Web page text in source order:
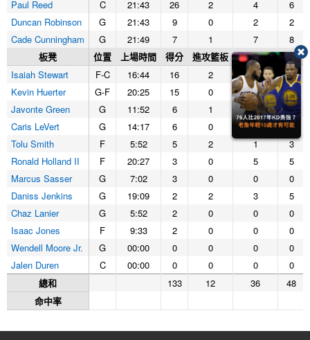
Paul Reed
C 21:43 26 2 4
6
Duncan Robinson
G 21:43 9 0 2
2
Cade Cunningham
G 21:49 7 1 7
8
板凳
位置 上場時間 得分 進攻籃板 防守籃板 籃板
Isaiah Stewart
F-C 16:44 16 2 3
5
Kevin Huerter
G-F 20:25 15 0 2
2
Javonte Green
G 11:52 6 1 2
3
Caris LeVert
G 14:17 6 0 0
0
Tolu Smith
F 5:52 5 2 1
3
Ronald Holland II
F 20:27 3 0 5
5
Marcus Sasser
G 7:02 3 0 0
0
Daniss Jenkins
G 19:09 2 2 3
5
Chaz Lanier
G 5:52 2 0 0
0
Isaac Jones
F 9:33 2 0 0
0
Wendell Moore Jr.
G 00:00 0 0 0
0
Jalen Duren
C 00:00 0 0 0
0
總和
133 12 36
48
命中率